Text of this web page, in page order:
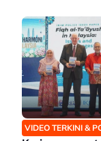
VIDEO TERKINI &